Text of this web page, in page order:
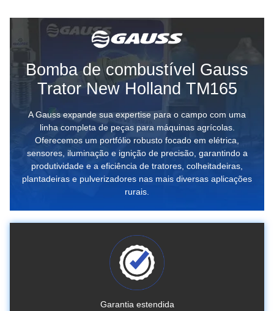
Bomba de combustível Gauss
Trator New Holland TM165
A Gauss expande sua expertise para o campo com uma
linha completa de peças para máquinas agrícolas.
Oferecemos um portfólio robusto focado em elétrica,
sensores, iluminação e ignição de precisão, garantindo a
produtividade e a eficiência de tratores, colheitadeiras,
plantadeiras e pulverizadores nas mais diversas aplicações
rurais.
Garantia estendida